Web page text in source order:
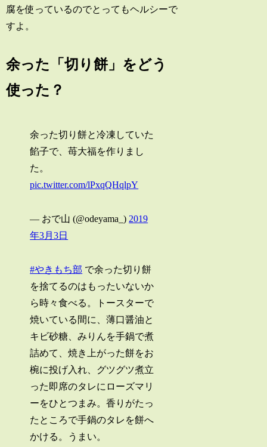
腐を使っているのでとってもヘルシーで
すよ。
余った「切り餅」をどう
使った？
余った切り餅と冷凍していた
餡子で、苺大福を作りまし
た。
pic.twitter.com/lPxqQHqlpY
— おで山 (@odeyama_) 2019
年3月3日
#やきもち部 で余った切り餅
を捨てるのはもったいないか
ら時々食べる。トースターで
焼いている間に、薄口醤油と
キビ砂糖、みりんを手鍋で煮
詰めて、焼き上がった餅をお
椀に投げ入れ、グツグツ煮立
った即席のタレにローズマリ
ーをひとつまみ。香りがたっ
たところで手鍋のタレを餅へ
かける。うまい。